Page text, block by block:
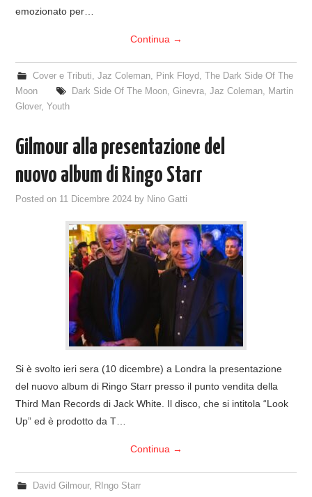
emozionato per…
Continua →
Cover e Tributi, Jaz Coleman, Pink Floyd, The Dark Side Of The
Moon
Dark Side Of The Moon, Ginevra, Jaz Coleman, Martin
Glover,Youth
Gilmour alla presentazione del
nuovo album di Ringo Starr
Posted on 11 Dicembre 2024 by Nino Gatti
Si è svolto ieri sera (10 dicembre) a Londra la presentazione
del nuovo album di Ringo Starr presso il punto vendita della
Third Man Records di Jack White. Il disco, che si intitola “Look
Up” ed è prodotto da T…
Continua →
David Gilmour, RIngo Starr